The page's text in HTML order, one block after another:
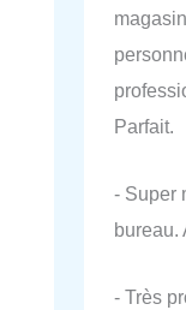
Parfait.
- Super
bureau.
- Très